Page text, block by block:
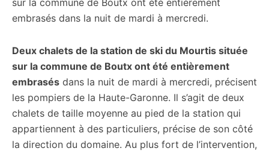
sur la commune de Boutx ont été entièrement
embrasés dans la nuit de mardi à mercredi.
Deux chalets de la station de ski du Mourtis située
sur la commune de Boutx ont été entièrement
embrasés dans la nuit de mardi à mercredi, précisent
les pompiers de la Haute-Garonne. Il s’agit de deux
chalets de taille moyenne au pied de la station qui
appartiennent à des particuliers, précise de son côté
la direction du domaine. Au plus fort de l’intervention,